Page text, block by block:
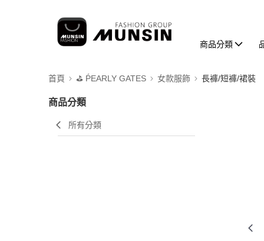
商品分類
首頁 ⛳️ ṔEARLY GATES 女款服飾 長褲/短褲/裙裝
商品分類
所有分類